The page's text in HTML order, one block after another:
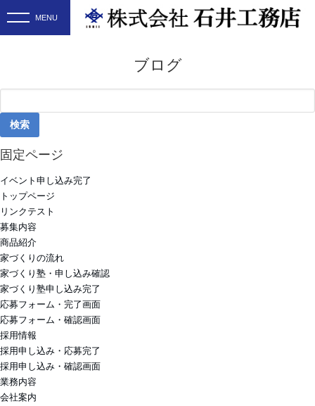
ブログ
索:
固定ページ
イベント申し込み完了
トップページ
リンクテスト
募集内容
商品紹介
家づくりの流れ
家づくり塾・申し込み確認
家づくり塾申し込み完了
応募フォーム・完了画面
応募フォーム・確認画面
採用情報
採用申し込み・応募完了
採用申し込み・確認画面
業務内容
会社案内